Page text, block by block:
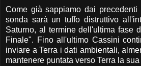
Come già sappiamo dai precedenti
sonda sarà un tuffo distruttivo
Saturno, al termine dell'ultima fase
Finale". Fino all'ultimo Cassini
inviare a Terra i dati ambientali,
mantenere puntata verso Terra la